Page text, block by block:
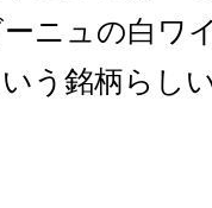
ニュの白ワ
う銘柄らし